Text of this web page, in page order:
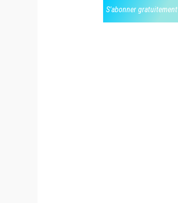
S'abonner gratuitement